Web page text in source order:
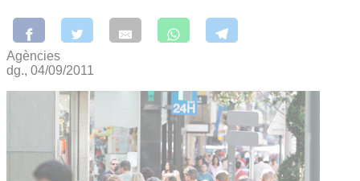
Agències
dg., 04/09/2011